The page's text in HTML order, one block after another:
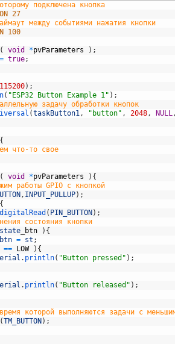
подключена кнопка
27
между событиями нажатия кнопки
100
( void *pvParameters ) ;
= true;
115200) ;
( "ESP32 Button Example 1" ) ;
задачу обработки кнопок
(taskButton1, "button" , 2048, NULL
{
что-то свое
( void *pvParameters ) {
работы GPIO с кнопкой
, INPUT_PULLUP) ;
{
digitalRead ( PIN_BUTTON ) ;
состояния кнопки
state btn ) {
= st ;
== LOW ) {
. println( "Button pressed" ) ;
. println( "Button released" ) ;
которой выполняются задачи с
(TM_BUTTON ) ;